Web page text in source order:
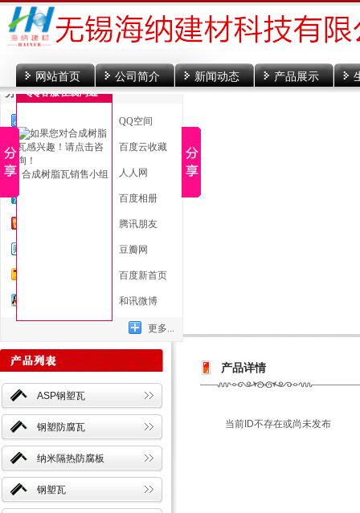
网站首页 公司简介 新闻动态 产品展示
产品详情
ASP钢塑瓦
钢塑防腐瓦
纳米隔热防腐板
钢塑瓦
当前ID不存在或尚未发布
分享到
QQ空间
新浪微博 百度云收藏
微信 人人网
百度相册
腾讯朋友
豆瓣网
百度新首页
和讯微博
更多...
QQ客服在线沟通
合成树脂瓦销售小组